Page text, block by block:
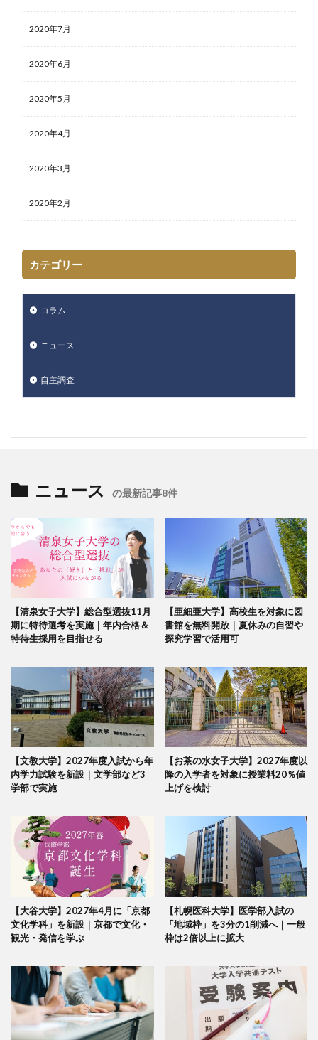
2020年7月
2020年6月
2020年5月
2020年4月
2020年3月
2020年2月
カテゴリー
コラム
ニュース
自主調査
ニュース の最新記事8件
【清泉女子大学】総合型選抜11月
期に特待選考を実施｜年内合格＆
特待生採用を目指せる
【亜細亜大学】高校生を対象に図
書館を無料開放｜夏休みの自習や
探究学習で活用可
【文教大学】2027年度入試から年
内学力試験を新設｜文学部など3
学部で実施
【お茶の水女子大学】2027年度以
降の入学者を対象に授業料20％値
上げを検討
【大谷大学】2027年4月に「京都
文化学科」を新設｜京都で文化・
観光・発信を学ぶ
【札幌医科大学】医学部入試の
「地域枠」を3分の1削減へ｜一般
枠は2倍以上に拡大